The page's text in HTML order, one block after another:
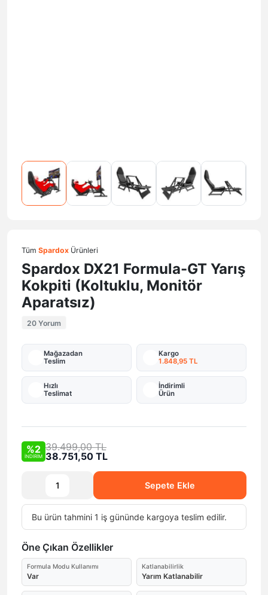
Tüm Spardox Ürünleri
Spardox DX21 Formula-GT Yarış
Kokpiti (Koltuklu, Monitör
Aparatsız)
20 Yorum
Mağazadan
Teslim
Kargo
1.848,95 TL
Hızlı
Teslimat
İndirimli
Ürün
%2
İNDİRİM
39.499,00 TL
38.751,50 TL
Sepete Ekle
Bu ürün tahmini 1 iş gününde kargoya teslim edilir.
Öne Çıkan Özellikler
Formula Modu Kullanımı
Var
Katlanabilirlik
Yarım Katlanabilir